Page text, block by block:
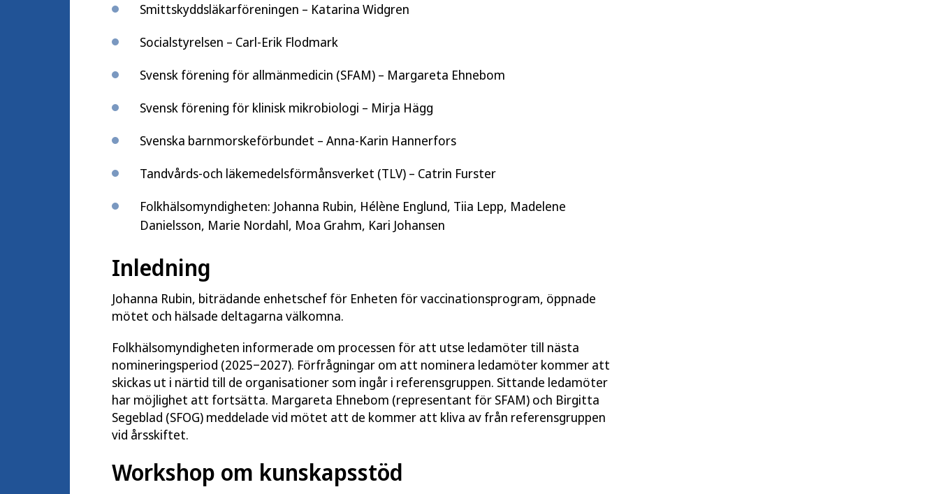
Smittskyddsläkarföreningen – Katarina Widgren
Socialstyrelsen – Carl-Erik Flodmark
Svensk förening för allmänmedicin (SFAM) – Margareta Ehnebom
Svensk förening för klinisk mikrobiologi – Mirja Hägg
Svenska barnmorskeförbundet – Anna-Karin Hannerfors
Tandvårds-och läkemedelsförmånsverket (TLV) – Catrin Furster
Folkhälsomyndigheten: Johanna Rubin, Hélène Englund, Tiia Lepp, Madelene
Danielsson, Marie Nordahl, Moa Grahm, Kari Johansen
Inledning
Johanna Rubin, biträdande enhetschef för Enheten för vaccinationsprogram, öppnade
mötet och hälsade deltagarna välkomna.
Folkhälsomyndigheten informerade om processen för att utse ledamöter till nästa
nomineringsperiod (2025‒2027). Förfrågningar om att nominera ledamöter kommer att
skickas ut i närtid till de organisationer som ingår i referensgruppen. Sittande ledamöter
har möjlighet att fortsätta. Margareta Ehnebom (representant för SFAM) och Birgitta
Segeblad (SFOG) meddelade vid mötet att de kommer att kliva av från referensgruppen
vid årsskiftet.
Workshop om kunskapsstöd